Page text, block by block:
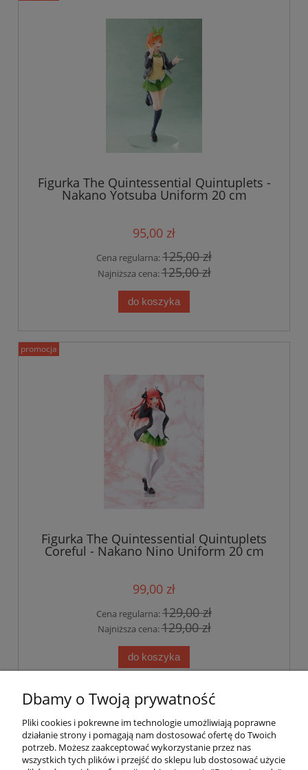
Figurka The Quintessential Quintuplets -
Nakano Yotsuba Uniform 20 cm
95,00 zł
Cena regularna:125,00 zł
Najniższa cena:125,00 zł
do koszyka
Figurka The Quintessential Quintuplets
Coreful - Nakano Nino Uniform 20 cm
99,00 zł
Cena regularna:129,00 zł
Najniższa cena:129,00 zł
do koszyka
promocja
« 1 2 »
Dbamy o Twoją prywatność
Pliki cookies i pokrewne im technologie umożliwiają poprawne
działanie strony i pomagają nam dostosować ofertę do Twoich
potrzeb. Możesz zaakceptować wykorzystanie przez nas
wszystkich tych plików i przejść do sklepu lub dostosować użycie